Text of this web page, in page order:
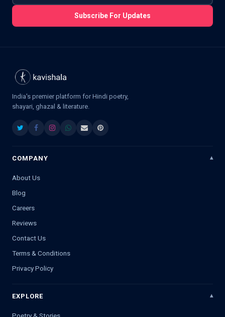
Subscribe For Updates
India's premier platform for Hindi poetry,
shayari, ghazal & literature.
COMPANY
About Us
Blog
Careers
Reviews
Contact Us
Terms & Conditions
Privacy Policy
EXPLORE